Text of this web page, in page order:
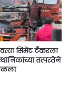
सिमेंट टँकरला
तत्परतेने